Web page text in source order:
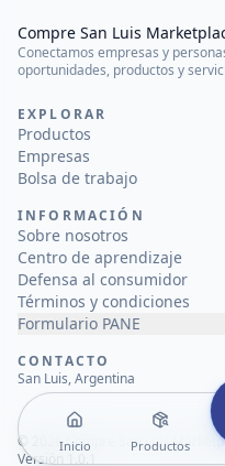
Inicio Productos
Compre San Luis
Conectamos empresas y
oportunidades, productos y
EXPLORAR
Productos
Empresas
Bolsa de trabajo
INFORMACIÓN
Sobre nosotros
Centro de aprendizaje
Defensa al consumidor
Términos y condiciones
Formulario PANE
CONTACTO
San Luis, Argentina
© 2026Compre San Luis
Versión 1.0.1